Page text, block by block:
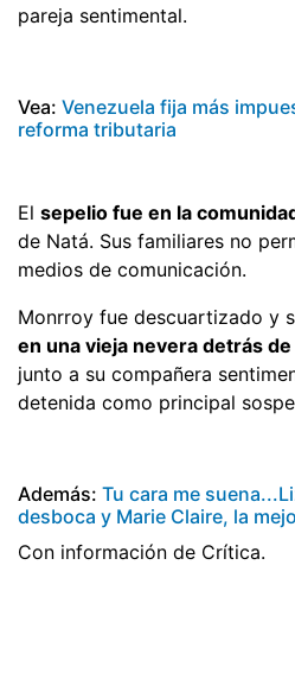
pareja sentimental.
Vea: Venezuela fija más
reforma tributaria
El sepelio fue en la
de Natá. Sus familiares no
medios de comunicación.
Monrroy fue descuartizado y
en una vieja nevera detrás
junto a su compañera
detenida como principal
Además: Tu cara me
desboca y Marie Claire, la
Con información de Crítica.